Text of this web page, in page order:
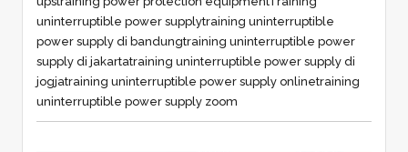
uninterruptible power supplytraining uninterruptible
power supply di bandungtraining uninterruptible power
supply di jakartatraining uninterruptible power supply di
jogjatraining uninterruptible power supply onlinetraining
uninterruptible power supply zoom